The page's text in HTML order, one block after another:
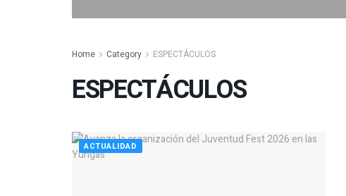
Home Category ESPECTÁCULOS
ESPECTÁCULOS
ACTUALIDAD